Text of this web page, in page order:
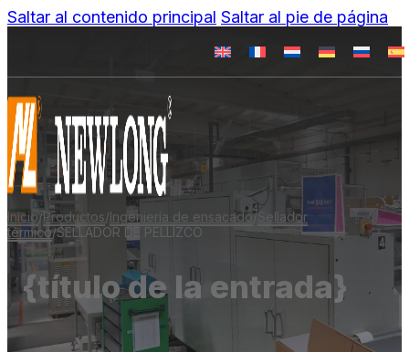
Saltar al contenido principal Saltar al pie de página
Inicio/Productos/Ingeniería de ensacado/Sellador
térmico/SELLADOR DE PELLIZCO
{título de la entrada}